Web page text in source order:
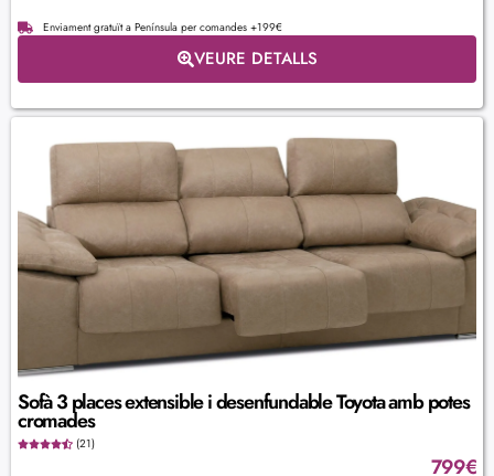
Enviament gratuït a Península per comandes +199€
VEURE DETALLS
Sofà 3 places extensible i desenfundable Toyota amb potes
cromades
(21)
799€